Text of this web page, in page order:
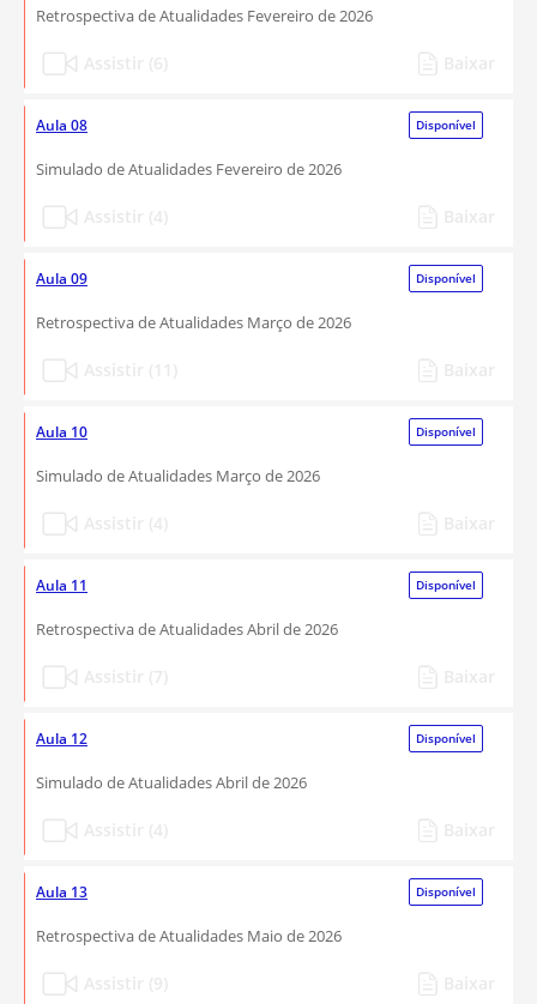
Retrospectiva de Atualidades Fevereiro de 2026
Aula 08 Disponível
Simulado de Atualidades Fevereiro de 2026
Aula 09 Disponível
Retrospectiva de Atualidades Março de 2026
Aula 10 Disponível
Simulado de Atualidades Março de 2026
Aula 11 Disponível
Retrospectiva de Atualidades Abril de 2026
Aula 12 Disponível
Simulado de Atualidades Abril de 2026
Aula 13 Disponível
Retrospectiva de Atualidades Maio de 2026